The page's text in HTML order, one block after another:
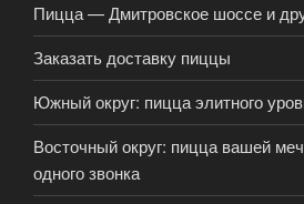
Пицца — Дмитровское шоссе и
Заказать доставку пиццы
Южный округ: пицца элитного
Восточный округ: пицца вашей
одного звонка